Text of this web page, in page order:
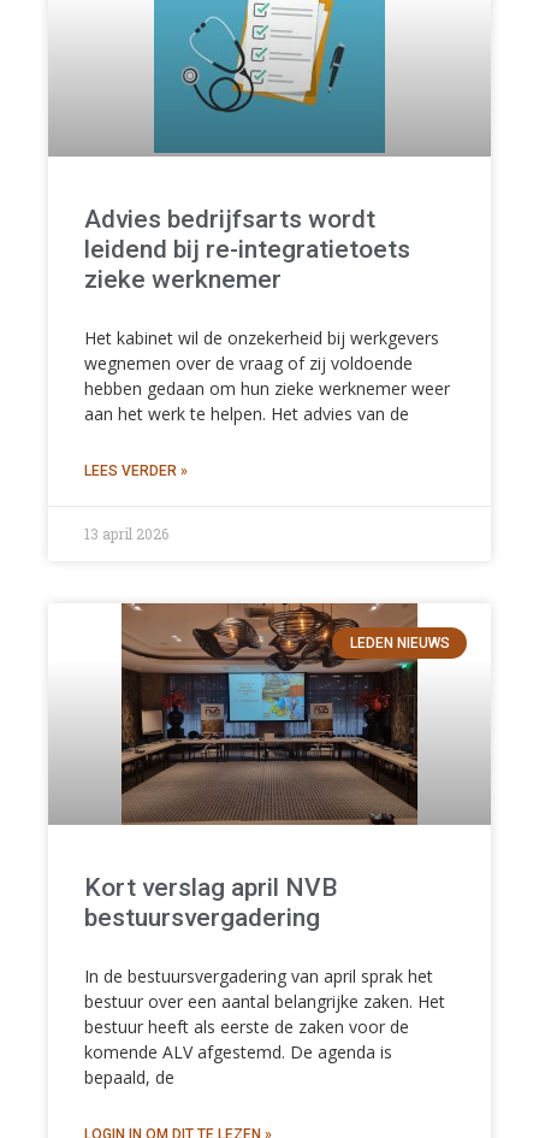
Advies bedrijfsarts wordt
leidend bij re-integratietoets
zieke werknemer
Het kabinet wil de onzekerheid bij werkgevers
wegnemen over de vraag of zij voldoende
hebben gedaan om hun zieke werknemer weer
aan het werk te helpen. Het advies van de
LEES VERDER »
13 april 2026
LEDEN NIEUWS
Kort verslag april NVB
bestuursvergadering
In de bestuursvergadering van april sprak het
bestuur over een aantal belangrijke zaken. Het
bestuur heeft als eerste de zaken voor de
komende ALV afgestemd. De agenda is
bepaald, de